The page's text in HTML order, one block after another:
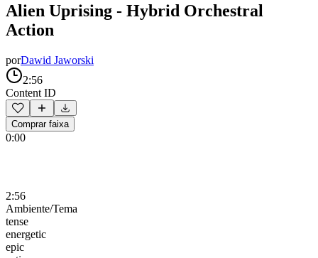
Alien Uprising - Hybrid Orchestral
Action
porDawid Jaworski
2:56
Content ID
Comprar faixa
0:00
2:56
Ambiente/Tema
tense
energetic
epic